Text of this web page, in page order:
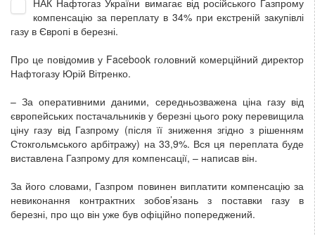
компенсацію за переплату в 34% при екстреній закупівлі
газу в Європі в березні.
Про це повідомив у Facebook головний комерційний директор
Нафтогазу Юрій Вітренко.
– За оперативними даними, середньозважена ціна газу від
європейських постачальників у березні цього року перевищила
ціну газу від Газпрому (після її зниження згідно з рішенням
Стокгольмського арбітражу) на 33,9%. Вся ця переплата буде
виставлена ​​Газпрому для компенсації, – написав він.
За його словами, Газпром повинен виплатити компенсацію за
невиконання контрактних зобов’язань з поставки газу в
березні, про що він уже був офіційно попереджений.